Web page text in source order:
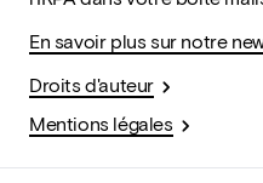
En savoir plus sur notre
Droits d'auteur
Mentions légales